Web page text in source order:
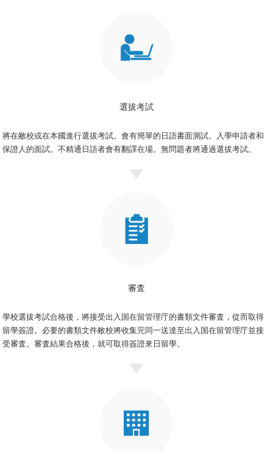
選拔考試
將在敝校或在本國進行選拔考試。會有簡單的日語書面測試。入學申請者和
保證人的面試。不精通日語者會有翻譯在場。無問題者將通過選拔考試。
審査
學校選拔考試合格後，將接受出入国在留管理庁的書類文件審査，從而取得
留學簽證。必要的書類文件敝校將收集完同一送達至出入国在留管理庁並接
受審査。審査結果合格後，就可取得簽證來日留學。